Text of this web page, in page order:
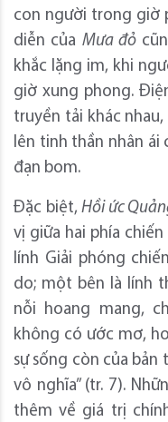
con người trong giờ
diễn của Mưa đỏ
khắc lặng im, khi
giờ xung phong.
truyền tải khác
lên tinh thần nhân ái
đạn bom.
Đặc biệt,Hồi ức
vị giữa hai phía
lính Giải phóng
do; một bên là lính
nỗi hoang mang,
không có ước mơ,
sự sống còn của bản
vô nghĩa” (tr. 7).
thêm về giá trị